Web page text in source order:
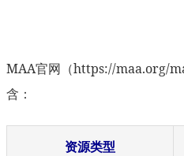
MAA官网（https://maa.org/
含：
资源类型